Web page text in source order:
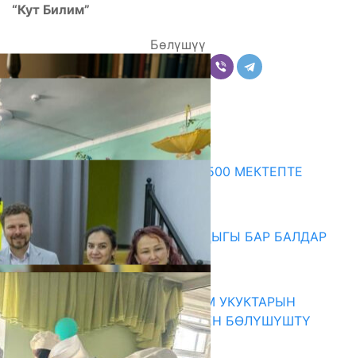
“Кут Билим”
Бөлүшүү
Комментарийлер
Акыркы жаңылыктар
ПРЕЗИДЕНТТИН ЖАРЛЫГЫ: 500 МЕКТЕПТЕ
ШАХМАТ ИЙРИМИ АЧЫЛАТ
06.08.2026
СҮЛҮКТҮ: ӨЗГӨЧӨ МУКТАЖДЫГЫ БАР БАЛДАР
ҮЧҮН БОРБОР АЧЫЛДЫ
06.08.2026
КЫРГЫЗ ЭКСПЕРТТЕРИ АДАМ УКУКТАРЫН
ОКУТУУ ТАЖРЫЙБАСЫ МЕНЕН БӨЛҮШҮШТҮ
06.08.2026